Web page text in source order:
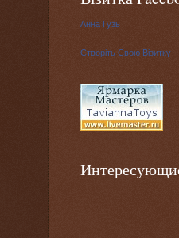
Анна Гузь
Створіть Свою Візитку